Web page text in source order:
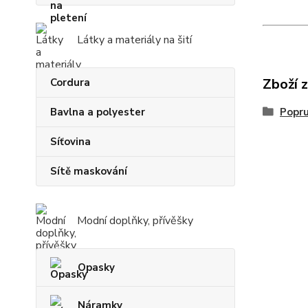
Látky a materiály na šití
Cordura
Bavlna a polyester
Síťovina
Sítě maskování
Modní doplňky, přívěšky
Opasky
Náramky
Zboží